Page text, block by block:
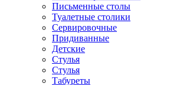
Письменные столы
Туалетные столики
Сервировочные
Придиванные
Детские
Стулья
Стулья
Табуреты